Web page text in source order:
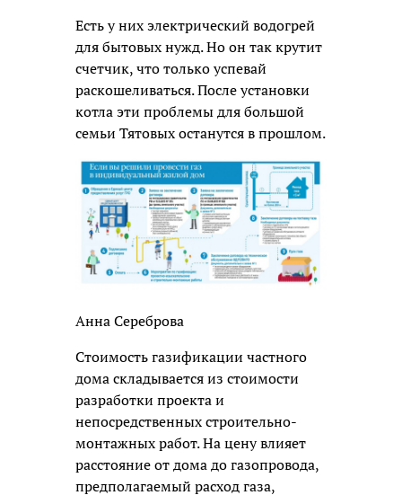
Есть у них электрический водогрей
для бытовых нужд. Но он так крутит
счетчик, что только успевай
раскошеливаться. После установки
котла эти проблемы для большой
семьи Тятовых останутся в прошлом.
Анна Сереброва
Стоимость газификации частного
дома складывается из стоимости
разработки проекта и
непосредственных строительно-
монтажных работ. На цену влияет
расстояние от дома до газопровода,
предполагаемый расход газа,